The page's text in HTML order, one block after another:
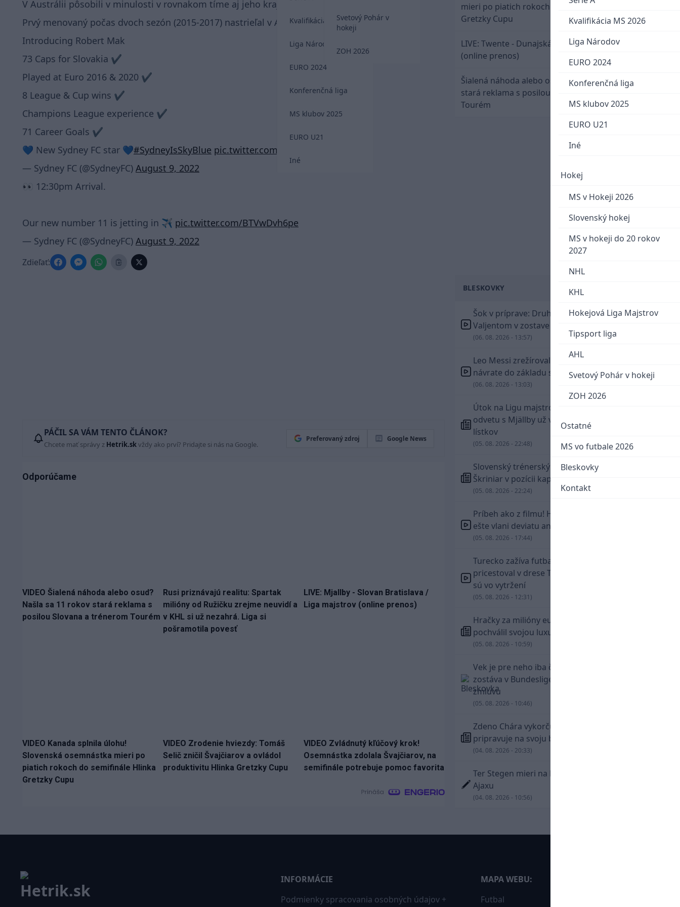
Kvalifikácia MS 2026
Liga Národov
EURO 2024
Konferenčná liga
MS klubov 2025
EURO U21
Iné
Svetový Pohár v
hokeji
ZOH 2026
Kvalifikácia MS 2026
Liga Národov
EURO 2024
Konferenčná liga
MS klubov 2025
EURO U21
Iné
Hokej
MS v Hokeji 2026
Slovenský hokej
MS v hokeji do 20 rokov
2027
NHL
KHL
Hokejová Liga Majstrov
Tipsport liga
AHL
Svetový Pohár v hokeji
ZOH 2026
Ostatné
MS vo futbale 2026
Bleskovky
Kontakt
V Austrálii pôsobili v minulosti v rovnakom tíme aj jeho krajania Filip Hološko a Karol Kisel.
Prvý menovaný počas dvoch sezón (2015-2017) nastrieľal v A-League 18 gólov.
Introducing Robert Mak
73 Caps for Slovakia ✔️
Played at Euro 2016 & 2020 ✔️
8 League & Cup wins ✔️
Champions League experience ✔️
71 Career Goals ✔️
💙 New Sydney FC star 💙#SydneyIsSkyBlue pic.twitter.com/MXlIfYunGc
— Sydney FC (@SydneyFC) August 9, 2022
👀 12:30pm Arrival.
Our new number 11 is jetting in ✈️ pic.twitter.com/BTVwDvh6pe
— Sydney FC (@SydneyFC) August 9, 2022
Zdieľať:
PÁČIL SA VÁM TENTO ČLÁNOK?
Chcete mať správy z Hetrik.skvždy ako prví? Pridajte si nás na Google.
Preferovaný zdroj Google News
Odporúčame
VIDEO Šialená náhoda alebo osud?
Našla sa 11 rokov stará reklama s
posilou Slovana a trénerom Tourém
Rusi priznávajú realitu: Spartak
milióny od Ružičku zrejme neuvidí a
v KHL si už nezahrá. Liga si
pošramotila povesť
LIVE: Mjallby - Slovan Bratislava /
Liga majstrov (online prenos)
VIDEO Kanada splnila úlohu!
Slovenská osemnástka mieri po
piatich rokoch do semifinále Hlinka
Gretzky Cupu
VIDEO Zrodenie hviezdy: Tomáš
Selič zničil Švajčiarov a ovládol
produktivitu Hlinka Gretzky Cupu
VIDEO Zvládnutý kľúčový krok!
Osemnástka zdolala Švajčiarov, na
semifinále potrebuje pomoc favorita
mieri po piatich rokoch do semifinále Hlinka
Gretzky Cupu
LIVE: Twente - Dunajská Streda / Konferenčná liga
(online prenos)
Šialená náhoda alebo osud? Našla sa 11 rokov
stará reklama s posilou Slovana a trénerom
Tourém
BLESKOVKY
Šok v príprave: Druholigová Mallorca s
Valjentom v zostave zdolala PSG
(06. 08. 2026 - 13:57)
Leo Messi zrežíroval obrat Interu Miami, pri
návrate do základu strelil dva góly
(06. 08. 2026 - 13:03)
Útok na Ligu majstrov láka! Slovan hlási na
odvetu s Mjällby už viac ako 13-tisíc predaných
lístkov
(05. 08. 2026 - 22:48)
Slovenský trénerský súboj pre Borbélyho,
Škriniar v pozícii kapitána potiahol Fenerbahce
(05. 08. 2026 - 22:24)
Príbeh ako z filmu! Hrdina Slovana Kianga hral
ešte vlani deviatu anglickú ligu
(05. 08. 2026 - 17:44)
Turecko zažíva futbalové šialenstvo! Salah
pricestoval v drese Trabzonsporu, fanúšikovia
sú vo vytržení
(05. 08. 2026 - 12:31)
Hračky za milióny eur! Cristiano Ronaldo sa
pochválil svojou luxusnou zbierkou áut
(05. 08. 2026 - 10:59)
Vek je pre neho iba číslo! Štyridsaťročný Džeko
zostáva v Bundeslige, so Schalke predĺžil
zmluvu
(05. 08. 2026 - 10:46)
Zdeno Chára vykorčuľoval na ľad! V Trenčíne sa
pripravuje na svoju blížiacu sa rozlúčku
(04. 08. 2026 - 20:33)
Ter Stegen mieri na hosťovanie do slávneho
Ajaxu
(04. 08. 2026 - 10:56)
INFORMÁCIE
Podmienky spracovania osobných údajov +
MAPA WEBU:
Futbal